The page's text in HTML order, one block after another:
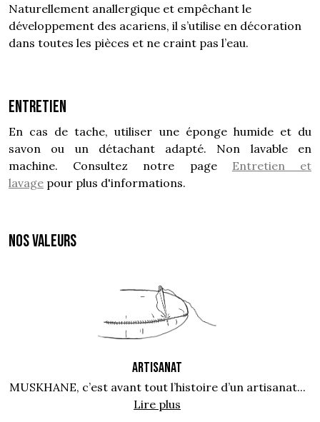
Naturellement anallergique et empêchant le
développement des acariens, il s’utilise en décoration
dans toutes les pièces et ne craint pas l’eau.
Entretien
En cas de tache, utiliser une éponge humide et du
savon ou un détachant adapté. Non lavable en
machine. Consultez notre page Entretien et
lavage pour plus d'informations.
NOS VALEURS
ARTISANAT
MUSKHANE, c’est avant tout l’histoire d’un artisanat...
Lire plus